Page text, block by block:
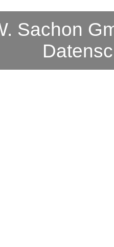
Sachon